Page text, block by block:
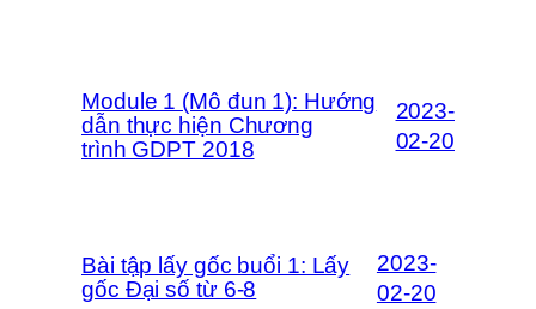
Module 1 (Mô đun 1): Hướng
dẫn thực hiện Chương
trình GDPT 2018
2023-
02-20
Bài tập lấy gốc buổi 1: Lấy
gốc Đại số từ 6-8
2023-
02-20